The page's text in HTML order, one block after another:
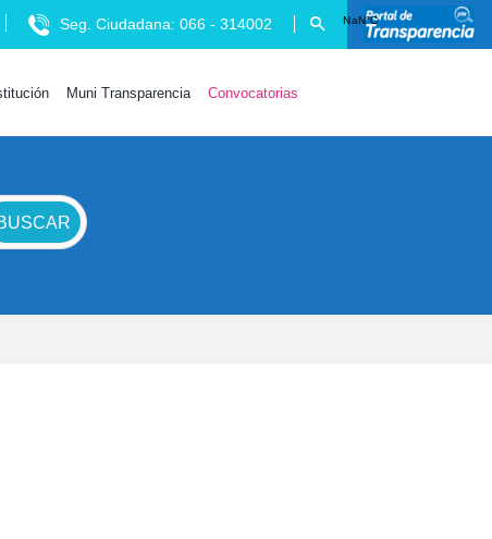
Seg. Ciudadana: 066 - 314002
Muni Transparencia Convocatorias